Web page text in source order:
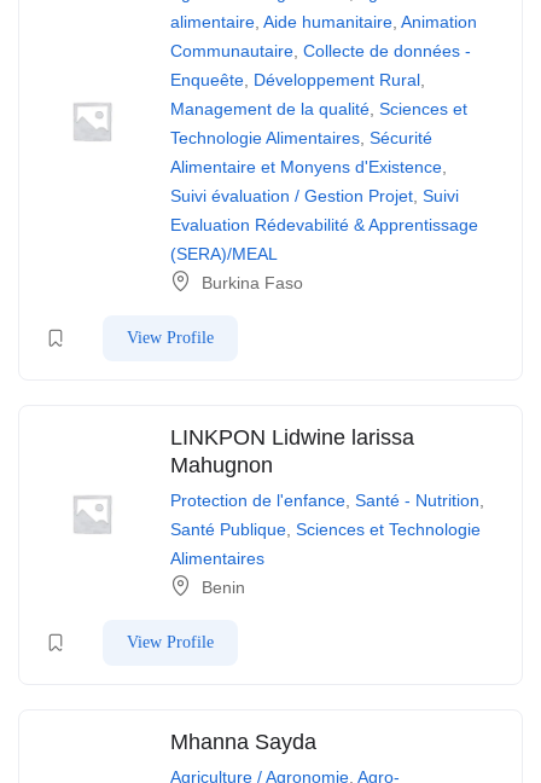
alimentaire, Aide humanitaire, Animation
Communautaire, Collecte de données -
Enqueête, Développement Rural,
Management de la qualité, Sciences et
Technologie Alimentaires, Sécurité
Alimentaire et Monyens d'Existence,
Suivi évaluation / Gestion Projet, Suivi
Evaluation Rédevabilité & Apprentissage
(SERA)/MEAL
Burkina Faso
View Profile
LINKPON Lidwine larissa
Mahugnon
Protection de l'enfance, Santé - Nutrition,
Santé Publique, Sciences et Technologie
Alimentaires
Benin
View Profile
Mhanna Sayda
Agriculture / Agronomie, Agro-